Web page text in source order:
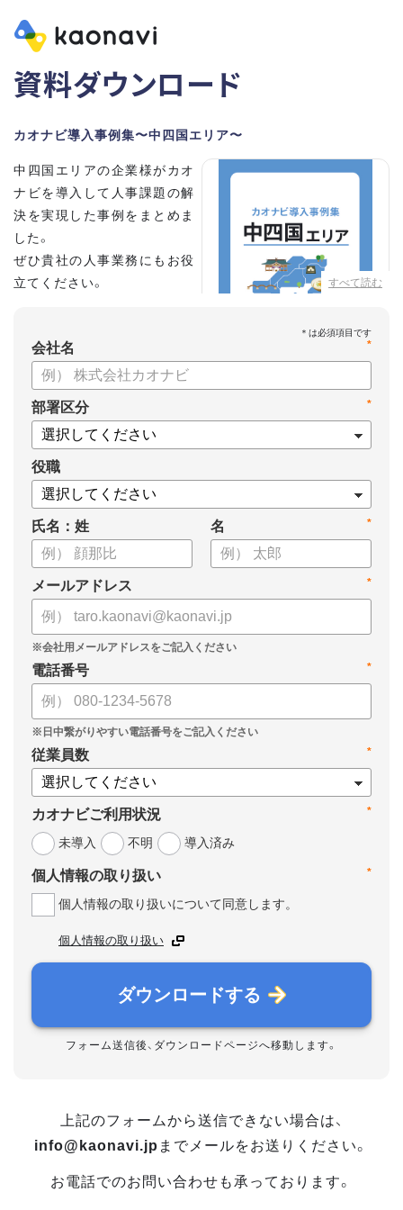
資料ダウンロード
カオナビ導入事例集〜中四国エリア〜
すべて読む
中四国エリアの企業様がカオ
ナビを導入して人事課題の解
決を実現した事例をまとめま
した。
ぜひ貴社の人事業務にもお役
立てください。
*
会社名
*
部署区分
役職
氏名：姓 *
名
*
メールアドレス
*
電話番号
*
従業員数
*
カオナビご利用状況
未導入
不明 導入済み
*
個人情報の取り扱い
個人情報の取り扱いについて同意します。
個人情報の取り扱い
ダウンロードする
フォーム送信後、ダウンロードページへ移動します。
上記のフォームから送信できない場合は、
info@kaonavi.jp までメールをお送りください。
お電話でのお問い合わせも承っております。